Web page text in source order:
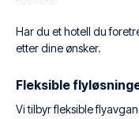
Har du et hotell du
etter dine ønsker.
Fleksible
Vi tilbyr fleksible